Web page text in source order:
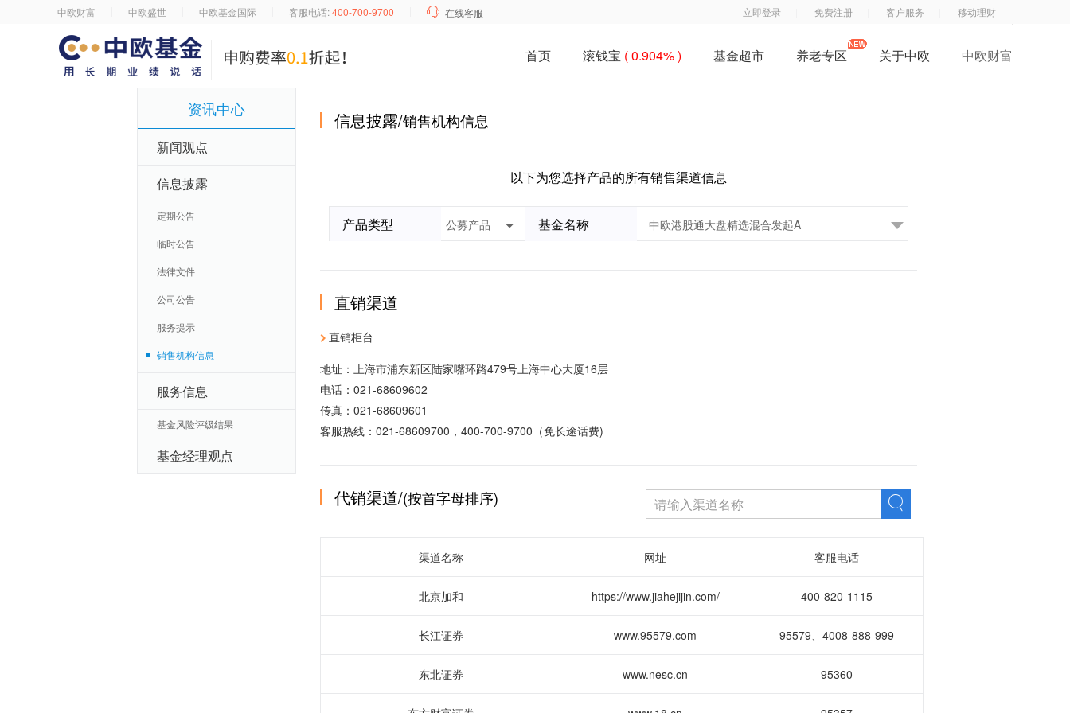
中欧财富 中欧盛世 中欧基金国际 客服电话:400-700-9700  在线客服 立即登录 免费注册 客户服务 移动理财
首页 滚钱宝 ( 0.904% ) 基金超市 养老专区 关于中欧 中欧财富
资讯中心
新闻观点
信息披露
定期公告
临时公告
法律文件
公司公告
服务提示
销售机构信息
服务信息
基金风险评级结果
基金经理观点
信息披露/销售机构信息
以下为您选择产品的所有销售渠道信息
产品类型 基金名称
直销渠道
直销柜台
地址：上海市浦东新区陆家嘴环路479号上海中心大厦16层
电话：021-68609602
传真：021-68609601
客服热线：021-68609700，400-700-9700（免长途话费)
代销渠道/(按首字母排序)
渠道名称 网址 客服电话
北京加和 https://www.jiahejijin.com/ 400-820-1115
长江证券 www.95579.com 95579、4008-888-999
东北证券 www.nesc.cn 95360